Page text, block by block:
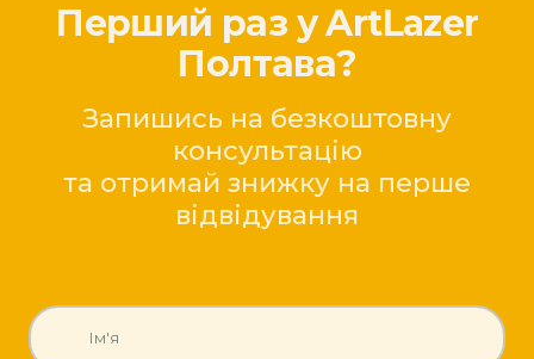
Перший раз у ArtLazer
Полтава?
Запишись на безкоштовну
консультацію
та отримай знижку на перше
відвідування